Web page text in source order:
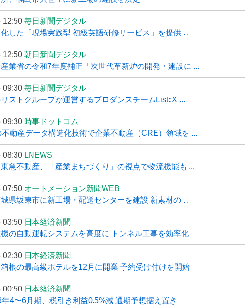
12:50 毎日新聞デジタル
した「現場実践型 初級英語研修サービス」を提供 ...
12:50 朝日新聞デジタル
産業省の令和7年度補正「次世代革新炉の開発・建設に ...
09:30 毎日新聞デジタル
ストグループが運営するプロダンスチームList::X ...
09:30 時事ドットコム
動産データ構造化技術で企業不動産（CRE）領域を ...
08:30 LNEWS
急不動産、「産業まちづくり」の視点で物流機能も ...
07:50 オートメーション新聞WEB
県坂東市に新工場・配送センターを建設 新素材の ...
03:50 日本経済新聞
の自動運転システムを高度に トンネル工事を効率化
02:30 日本経済新聞
根の最高級ホテルを12月に開業 予約受け付けを開始
00:50 日本経済新聞
4〜6月期、税引き利益0.5%減 通期予想据え置き